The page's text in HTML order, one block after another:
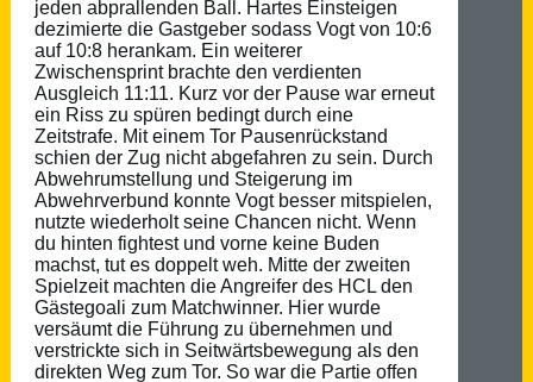
jeden abprallenden Ball. Hartes Einsteigen
dezimierte die Gastgeber sodass Vogt von 10:6
auf 10:8 herankam. Ein weiterer
Zwischensprint brachte den verdienten
Ausgleich 11:11. Kurz vor der Pause war erneut
ein Riss zu spüren bedingt durch eine
Zeitstrafe. Mit einem Tor Pausenrückstand
schien der Zug nicht abgefahren zu sein. Durch
Abwehrumstellung und Steigerung im
Abwehrverbund konnte Vogt besser mitspielen,
nutzte wiederholt seine Chancen nicht. Wenn
du hinten fightest und vorne keine Buden
machst, tut es doppelt weh. Mitte der zweiten
Spielzeit machten die Angreifer des HCL den
Gästegoali zum Matchwinner. Hier wurde
versäumt die Führung zu übernehmen und
verstrickte sich in Seitwärtsbewegung als den
direkten Weg zum Tor. So war die Partie offen